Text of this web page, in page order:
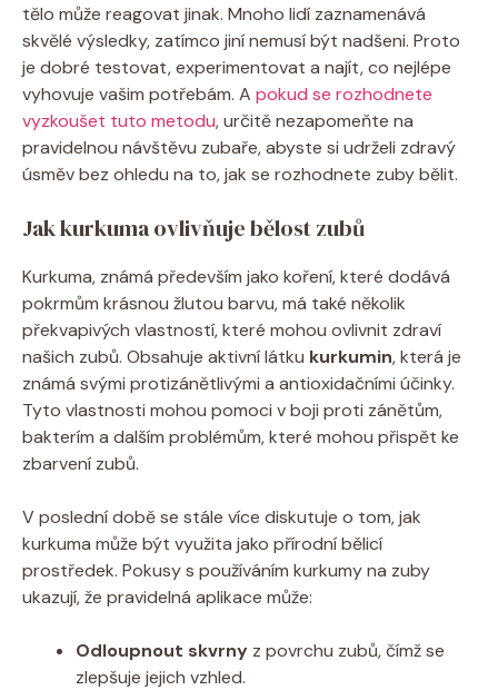
tělo může reagovat jinak. Mnoho lidí zaznamenává
skvělé výsledky, zatímco jiní nemusí být nadšeni. Proto
je dobré testovat, experimentovat a najít, co nejlépe
vyhovuje vašim potřebám. A pokud se rozhodnete
vyzkoušet tuto metodu, určitě nezapomeňte na
pravidelnou návštěvu zubaře, abyste si udrželi zdravý
úsměv bez ohledu na to, jak se rozhodnete zuby bělit.
Jak kurkuma ovlivňuje bělost zubů
Kurkuma, známá především jako koření, které dodává
pokrmům krásnou žlutou barvu, má také několik
překvapivých vlastností, které mohou ovlivnit zdraví
našich zubů. Obsahuje aktivní látku kurkumin, která je
známá svými protizánětlivými a antioxidačními účinky.
Tyto vlastnosti mohou pomoci v boji proti zánětům,
bakterím a dalším problémům, které mohou přispět ke
zbarvení zubů.
V poslední době se stále více diskutuje o tom, jak
kurkuma může být využita jako přírodní bělicí
prostředek. Pokusy s používáním kurkumy na zuby
ukazují, že pravidelná aplikace může:
Odloupnout skvrny z povrchu zubů, čímž se
zlepšuje jejich vzhled.